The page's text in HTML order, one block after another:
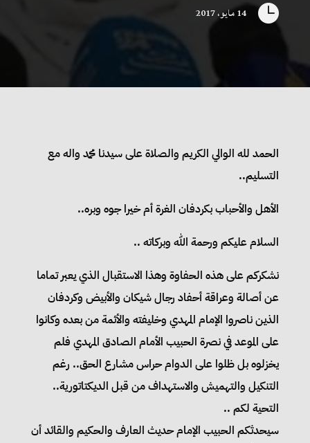
 14 مايو، 2017
الحمد لله الوالي الكريم والصلاة على سيدنا محمد واله مع
التسليم..
الأهل والأحباب بكردفان الغرة أم خيرا جوه وبره..
السلام عليكم ورحمة الله وبركاته ..
نشكركم على هذه الحفاوة وهذا الاستقبال الذي يعبر تماما
عن أصالة وعراقة أحفاد رجال شيكان والأبيض وكردفان
الذين ناصروا الإمام المهدي وخليفته والأئمة من بعده وكانوا
على الموعد في نصرة الحبيب الأمام الصادق المهدي فلم
يخزلوه بل ظلوا على الدوام حراس مشارع الحق.. رغم
التنكيل والتهميش والاستهداف من قبل الديكتاتورية..
التحية لكم ..
سيحدثكم الحبيب الإمام حديث العارف والحكيم والقائد أن